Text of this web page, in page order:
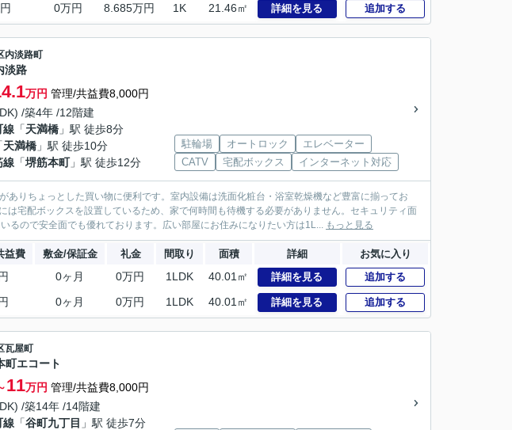
0万円 8.685万円 1K 21.46㎡ 詳細を見る 追加する
内淡路町
淡路
万円 管理/共益費8,000円
/築4年 /12階建
線 「天満橋 」駅 徒歩8分
天満橋 」駅 徒歩10分
線 「堺筋本町」駅 徒歩12分
駐輪場 オートロック
エレベーター
CATV
宅配ボックス インターネット対応
ありちょっとした買い物に便利です。室内設備は洗面化粧台・浴室乾燥機など豊富に揃ってお
は宅配ボックスを設置しているため、家で何時間も待機する必要がありません。セキュリティ面
るので安全面でも優れております。広い部屋にお住みになりたい方は1L... もっと見る
益費 敷金/保証金 礼金 間取り 面積 詳細 お気に入り
0ヶ月 0万円 1LDK 40.01㎡ 詳細を見る 追加する
0ヶ月 0万円 1LDK 40.01㎡ 詳細を見る 追加する
瓦屋町
町エコート
11万円 管理/共益費8,000円
/築14年 /14階建
線 「谷町九丁目 」駅 徒歩7分